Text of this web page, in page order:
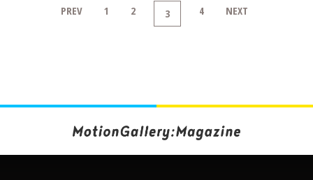
PREV 1 2 3 4 NEXT